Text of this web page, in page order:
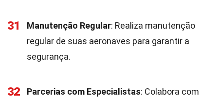
31 Manutenção Regular: Realiza manutenção
regular de suas aeronaves para garantir a
segurança.
32 Parcerias com Especialistas: Colabora com